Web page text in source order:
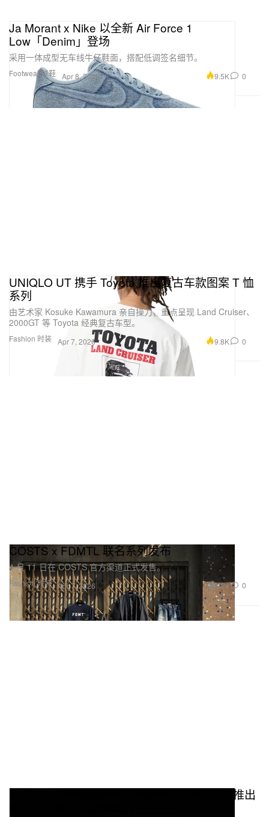
Footwear 球鞋
Ja Morant x Nike 以全新 Air Force 1
Low「Denim」登场
采用一体成型无车线牛仔鞋面，搭配低调签名细节。
Apr 8, 2026 9.5K 0
Fashion 时装
UNIQLO UT 携手 Toyota 推出复古车款图案 T 恤
系列
由艺术家 Kosuke Kawamura 亲自操刀，重点呈现 Land Cruiser、
2000GT 等 Toyota 经典复古车型。
Apr 7, 2026 9.8K 0
Fashion 时装
COSTS x FDMTL 联名系列发布
4 月 11 日在 COSTS 官方渠道正式发售。
Apr 7, 2026 224 0
McDonald's Japan x Toyota Gazoo Racing 推出